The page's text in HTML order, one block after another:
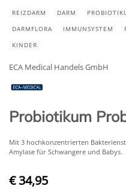
REIZDARM DARM
DARMFLORA
IMMUNSYSTEM
KINDER
ECA Medical Handels GmbH
Probiotikum
Mit 3 hochkonzentrierten
Amylase für Schwangere und Babys.
€ 34,95